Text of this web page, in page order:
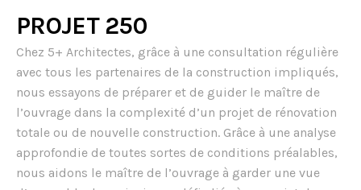
PROJET 250
Chez 5+ Architectes, grâce à une consultation régulière
avec tous les partenaires de la construction impliqués,
nous essayons de préparer et de guider le maître de
l’ouvrage dans la complexité d’un projet de rénovation
totale ou de nouvelle construction. Grâce à une analyse
approfondie de toutes sortes de conditions préalables,
nous aidons le maître de l’ouvrage à garder une vue